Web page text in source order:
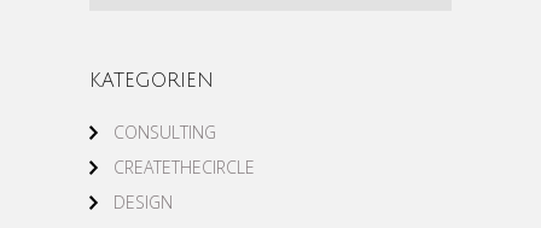
KATEGORIEN
CONSULTING
CREATETHECIRCLE
DESIGN